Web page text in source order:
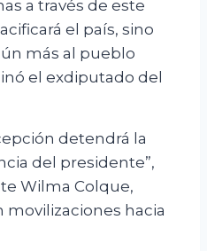
a través de este
el país, sino
más al pueblo
el exdiputado del
detendrá la
del presidente”,
Wilma Colque,
hacia